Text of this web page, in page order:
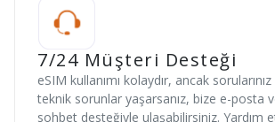
7/24 Müşteri Desteği
eSIM kullanımı kolaydır, ancak
teknik sorunlar yaşarsanız, bize e-posta
sohbet desteğiyle ulaşabilirsiniz. Yardım